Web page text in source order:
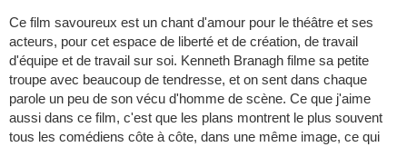
Ce film savoureux est un chant d'amour pour le théâtre et ses
acteurs, pour cet espace de liberté et de création, de travail
d'équipe et de travail sur soi. Kenneth Branagh filme sa petite
troupe avec beaucoup de tendresse, et on sent dans chaque
parole un peu de son vécu d'homme de scène. Ce que j'aime
aussi dans ce film, c'est que les plans montrent le plus souvent
tous les comédiens côte à côte, dans une même image, ce qui